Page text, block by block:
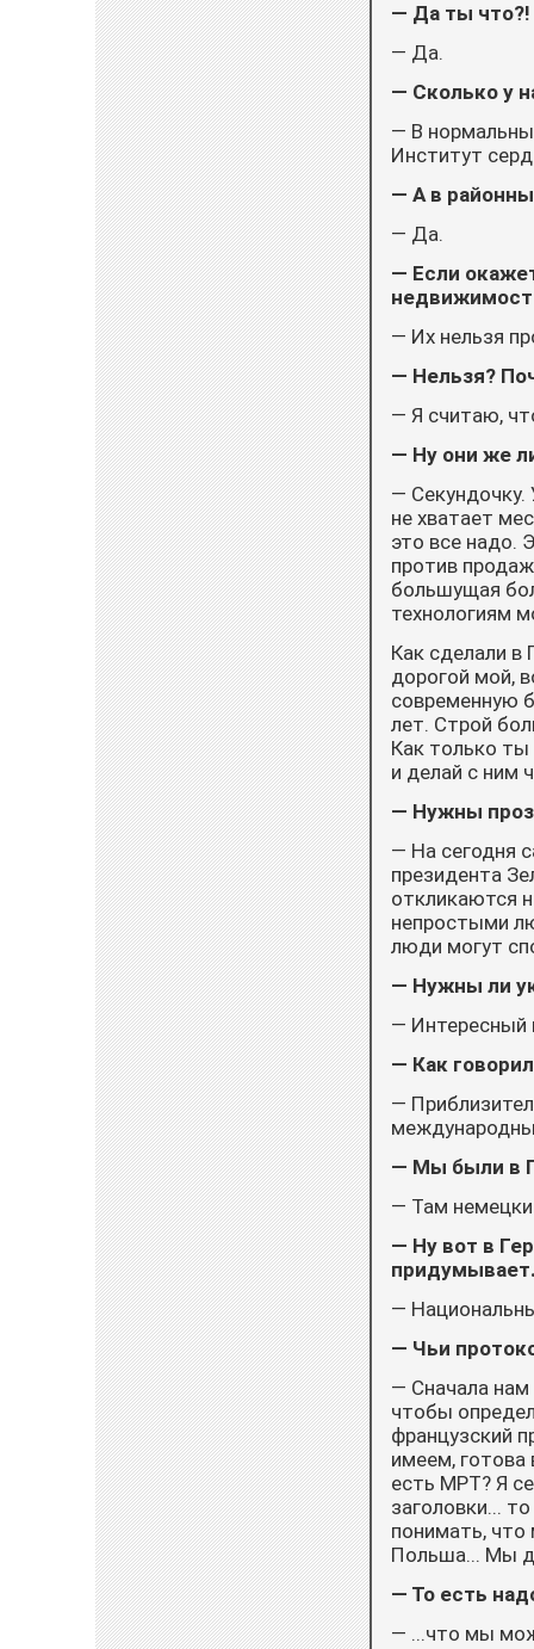
— Да ты что?!
— Да.
— Сколько у
— В
Институт
— А в
— Да.
— Если
— Их нельзя
— Нельзя?
— Я считаю,
— Ну они же
— Секундочку.
не хватает
это все надо.
против
большущая
технологиям
Как сделали в
дорогой мой,
современную
лет. Строй
Как только ты
и делай с ним
— Нужны
— На сегодня
президента
откликаются
непростыми
люди могут
— Нужны ли
— Интересный
— Как
—
— Мы были в
— Там
— Ну вот в
—
— Чьи
— Сначала нам
чтобы
французский
имеем,
есть МРТ? Я
заголовки...
понимать,
Польша... Мы
— То есть
— ...что мы